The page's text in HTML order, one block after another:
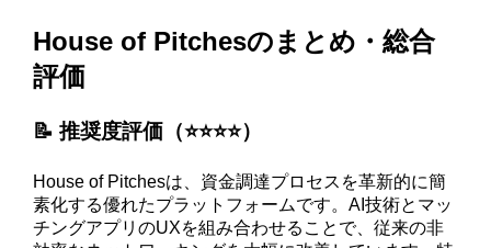
House of Pitchesのまとめ・総合
評価
📝 推奨度評価（⭐️⭐️⭐️⭐️）
House of Pitchesは、資金調達プロセスを革新的に簡
素化する優れたプラットフォームです。AI技術とマッ
チングアプリのUXを組み合わせることで、従来の非